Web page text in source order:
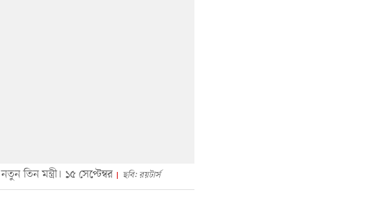
তিন মন্ত্রী। ১৫ সেপ্টেম্বর ছবি: রয়টার্স